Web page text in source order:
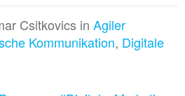
Csitkovics in Agiler
Kommunikation, Digitale